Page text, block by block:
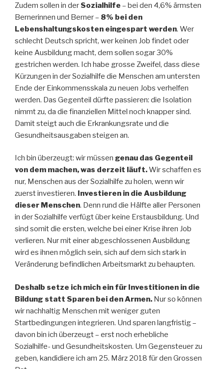
Zudem sollen in der Sozialhilfe – bei den 4,6% ärmsten
Bernerinnen und Berner – 8% bei den
Lebenshaltungskosten eingespart werden. Wer
schlecht Deutsch spricht, wer keinen Job findet oder
keine Ausbildung macht, dem sollen sogar 30%
gestrichen werden. Ich habe grosse Zweifel, dass diese
Kürzungen in der Sozialhilfe die Menschen am untersten
Ende der Einkommensskala zu neuen Jobs verhelfen
werden. Das Gegenteil dürfte passieren: die Isolation
nimmt zu, da die finanziellen Mittel noch knapper sind.
Damit steigt auch die Erkrankungsrate und die
Gesundheitsausgaben steigen an.
Ich bin überzeugt: wir müssen genau das Gegenteil
von dem machen, was derzeit läuft.Wir schaffen es
nur, Menschen aus der Sozialhilfe zu holen, wenn wir
zuerst investieren. Investieren in die Ausbildung
dieser Menschen. Denn rund die Hälfte aller Personen
in der Sozialhilfe verfügt über keine Erstausbildung. Und
sind somit die ersten, welche bei einer Krise ihren Job
verlieren. Nur mit einer abgeschlossenen Ausbildung
wird es ihnen möglich sein, sich auf dem sich stark in
Veränderung befindlichen Arbeitsmarkt zu behaupten.
Deshalb setze ich mich ein für Investitionen in die
Bildung statt Sparen bei den Armen. Nur so können
wir nachhaltig Menschen mit weniger guten
Startbedingungen integrieren. Und sparen langfristig –
davon bin ich überzeugt – erst noch erhebliche
Sozialhilfe- und Gesundheitskosten. Um Gegensteuer zu
geben, kandidiere ich am 25. März 2018 für den Grossen